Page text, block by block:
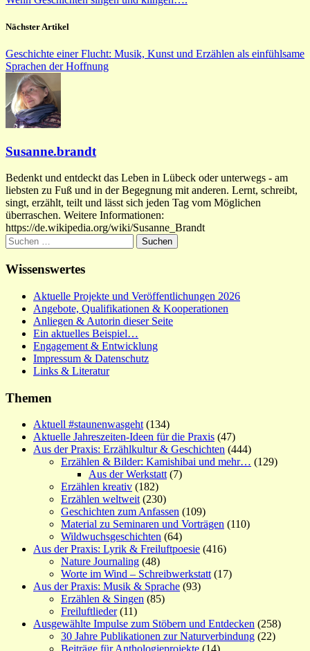
Nächster Artikel
Geschichte einer Flucht: Musik, Kunst und Erzählen als einfühlsame
Sprachen der Hoffnung
Susanne.brandt
Bedenkt und entdeckt das Leben in Lübeck oder unterwegs - am
liebsten zu Fuß und in der Begegnung mit anderen. Lernt, schreibt,
singt, erzählt, teilt und lässt sich jeden Tag vom Möglichen
überraschen. Weitere Informationen:
https://de.wikipedia.org/wiki/Susanne_Brandt
Suchen
nach:
Wissenswertes
Aktuelle Projekte und Veröffentlichungen 2026
Angebote, Qualifikationen & Kooperationen
Anliegen & Autorin dieser Seite
Ein aktuelles Beispiel…
Engagement & Entwicklung
Impressum & Datenschutz
Links & Literatur
Themen
Aktuell #staunenwasgeht (134)
Aktuelle Jahreszeiten-Ideen für die Praxis (47)
Aus der Praxis: Erzählkultur & Geschichten (444)
Erzählen & Bilder: Kamishibai und mehr… (129)
Aus der Werkstatt (7)
Erzählen kreativ (182)
Erzählen weltweit (230)
Geschichten zum Anfassen (109)
Material zu Seminaren und Vorträgen (110)
Wildwuchsgeschichten (64)
Aus der Praxis: Lyrik & Freiluftpoesie (416)
Nature Journaling (48)
Worte im Wind – Schreibwerkstatt (17)
Aus der Praxis: Musik & Sprache (93)
Erzählen & Singen (85)
Freiluftlieder(11)
Ausgewählte Impulse zum Stöbern und Entdecken (258)
30 Jahre Publikationen zur Naturverbindung (22)